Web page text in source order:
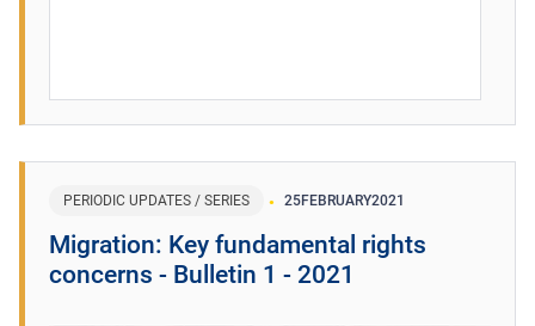
PERIODIC UPDATES / SERIES 25FEBRUARY2021
Migration: Key fundamental rights
concerns - Bulletin 1 - 2021